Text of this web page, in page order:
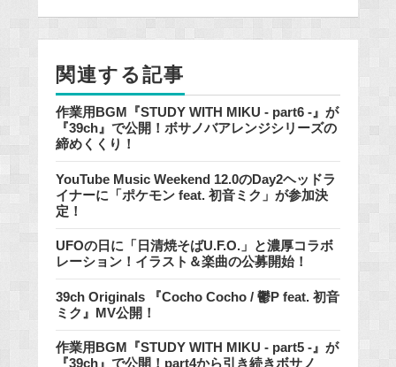
k
関連する記事
作業用BGM『STUDY WITH MIKU - part6 -』が
『39ch』で公開！ボサノバアレンジシリーズの
締めくくり！
YouTube Music Weekend 12.0のDay2ヘッドラ
イナーに「ポケモン feat. 初音ミク」が参加決
定！
UFOの日に「日清焼そばU.F.O.」と濃厚コラボ
レーション！イラスト＆楽曲の公募開始！
39ch Originals 『Cocho Cocho / 鬱P feat. 初音
ミク』MV公開！
作業用BGM『STUDY WITH MIKU - part5 -』が
『39ch』で公開！part4から引き続きボサノ